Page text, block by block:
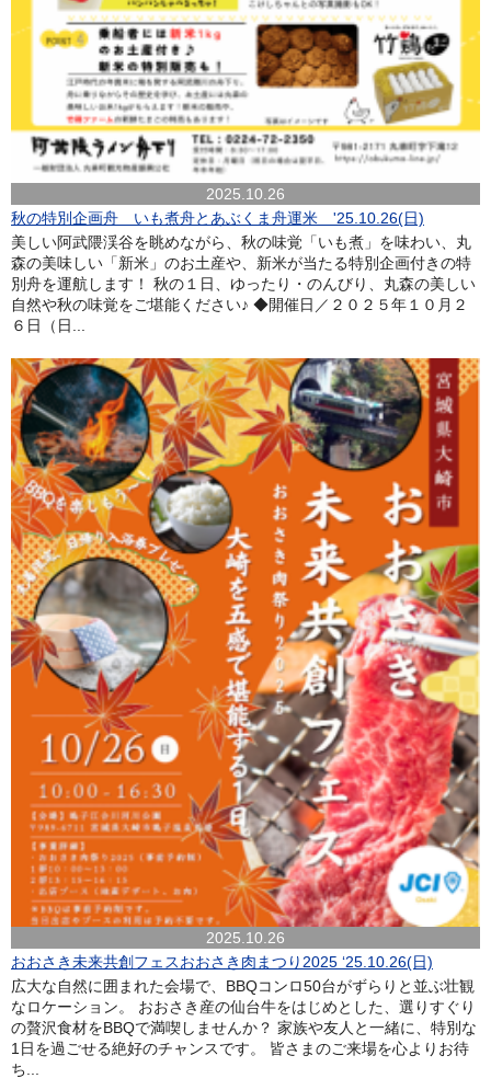
2025.10.26
秋の特別企画舟 いも煮舟とあぶくま舟運米 '25.10.26(日)
美しい阿武隈渓谷を眺めながら、秋の味覚「いも煮」を味わい、丸
森の美味しい「新米」のお土産や、新米が当たる特別企画付きの特
別舟を運航します！ 秋の１日、ゆったり・のんびり、丸森の美しい
自然や秋の味覚をご堪能ください♪ ◆開催日／２０２５年１０月２
６日（日...
2025.10.26
おおさき未来共創フェスおおさき肉まつり2025 ‘25.10.26(日)
広大な自然に囲まれた会場で、BBQコンロ50台がずらりと並ぶ壮観
なロケーション。 おおさき産の仙台牛をはじめとした、選りすぐり
の贅沢食材をBBQで満喫しませんか？ 家族や友人と一緒に、特別な
1日を過ごせる絶好のチャンスです。 皆さまのご来場を心よりお待
ち...